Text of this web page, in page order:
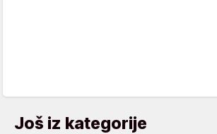
Još iz kategorije